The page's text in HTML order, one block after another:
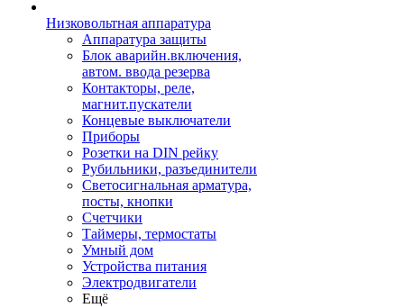
Низковольтная аппаратура
Аппаратура защиты
Блок аварийн.включения,
автом. ввода резерва
Контакторы, реле,
магнит.пускатели
Концевые выключатели
Приборы
Розетки на DIN рейку
Рубильники, разъединители
Светосигнальная арматура,
посты, кнопки
Счетчики
Таймеры, термостаты
Умный дом
Устройства питания
Электродвигатели
Ещё